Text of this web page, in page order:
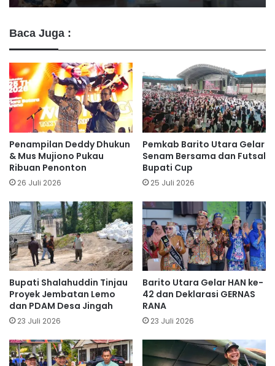
Baca Juga :
Penampilan Deddy Dhukun
& Mus Mujiono Pukau
Ribuan Penonton
26 Juli 2026
Pemkab Barito Utara Gelar
Senam Bersama dan Futsal
Bupati Cup
25 Juli 2026
Bupati Shalahuddin Tinjau
Proyek Jembatan Lemo
dan PDAM Desa Jingah
23 Juli 2026
Barito Utara Gelar HAN ke-
42 dan Deklarasi GERNAS
RANA
23 Juli 2026